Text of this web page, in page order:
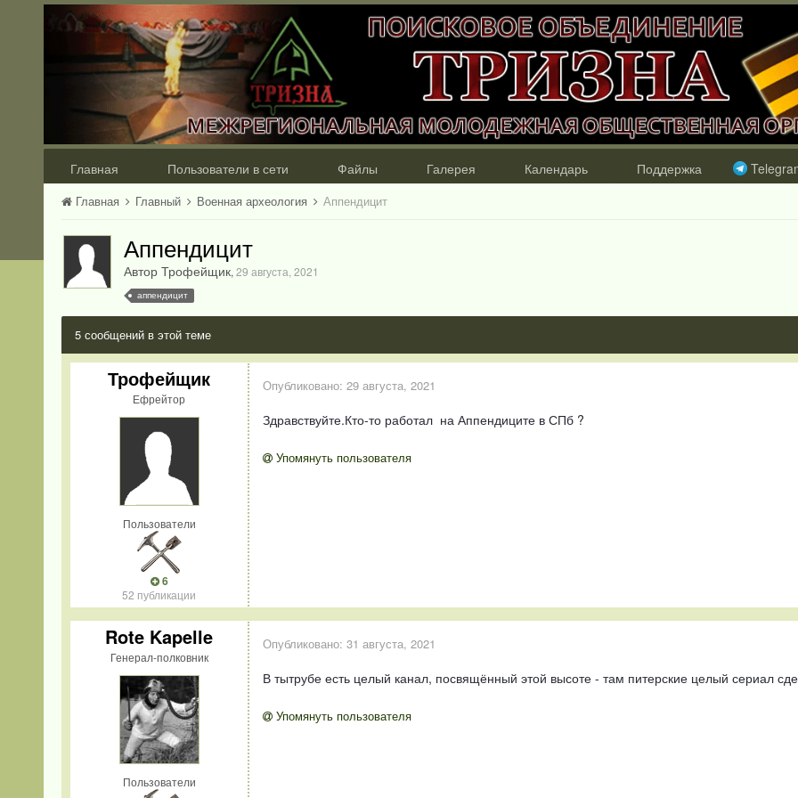
Главная Пользователи в сети Файлы Галерея Календарь Поддержка
Главная Главный Военная археология Аппендицит
Аппендицит
Автор Трофейщик, 29 августа, 2021
аппендицит
5 сообщений в этой теме
Трофейщик
Ефрейтор
Пользователи
6
52 публикации
Опубликовано: 29 августа, 2021
Здравствуйте.Кто-то работал на Аппендиците в СПб ?
Упомянуть пользователя
Rote Kapelle
Генерал-полковник
Пользователи
Опубликовано: 31 августа, 2021
В тытрубе есть целый канал, посвящённый этой высоте - там питерские целый сериал
Упомянуть пользователя